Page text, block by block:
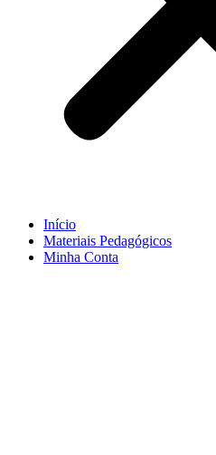
Início
Materiais Pedagógicos
Minha Conta